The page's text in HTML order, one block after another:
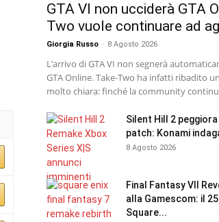
GTA VI non ucciderà GTA
Two vuole continuare ad
Giorgia Russo - 8 Agosto 2026
L’arrivo di GTA VI non segnerà
GTA Online. Take-Two ha infatti ribadito
molto chiara: finché la community
Silent Hill 2
patch: Konami
8 Agosto 2026
Final Fantasy VII
alla Gamescom: il
Square...